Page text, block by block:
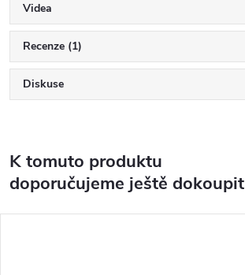
Videa
Recenze (1)
Diskuse
K tomuto produktu
doporučujeme ještě dokoupit